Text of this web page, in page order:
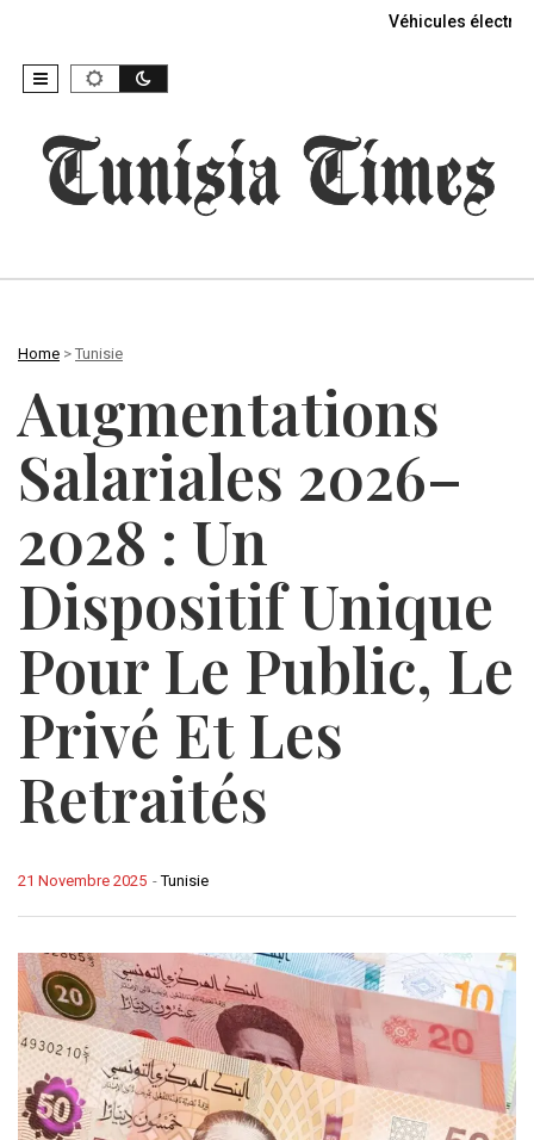
Véhicules
Home > Tunisie
Augmentations
Salariales 2026–
2028 : Un
Dispositif Unique
Pour Le Public, Le
Privé Et Les
Retraités
-Tunisie
21 Novembre 2025